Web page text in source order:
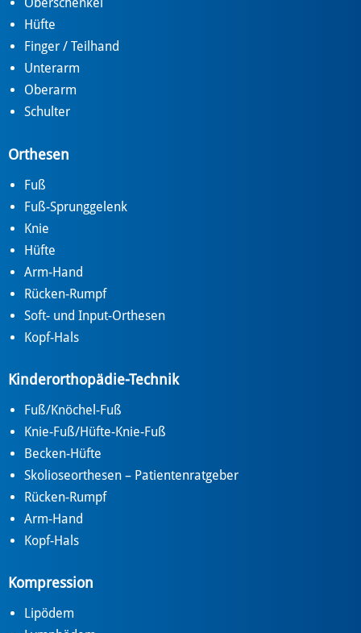
Hüfte
Finger / Teilhand
Unterarm
Oberarm
Schulter
Orthesen
Fuß
Fuß-Sprunggelenk
Knie
Hüfte
Arm-Hand
Rücken-Rumpf
Soft- und Input-Orthesen
Kopf-Hals
Kinderorthopädie-Technik
Fuß/Knöchel-Fuß
Knie-Fuß/Hüfte-Knie-Fuß
Becken-Hüfte
Skolioseorthesen – Patientenratgeber
Rücken-Rumpf
Arm-Hand
Kopf-Hals
Kompression
Lipödem